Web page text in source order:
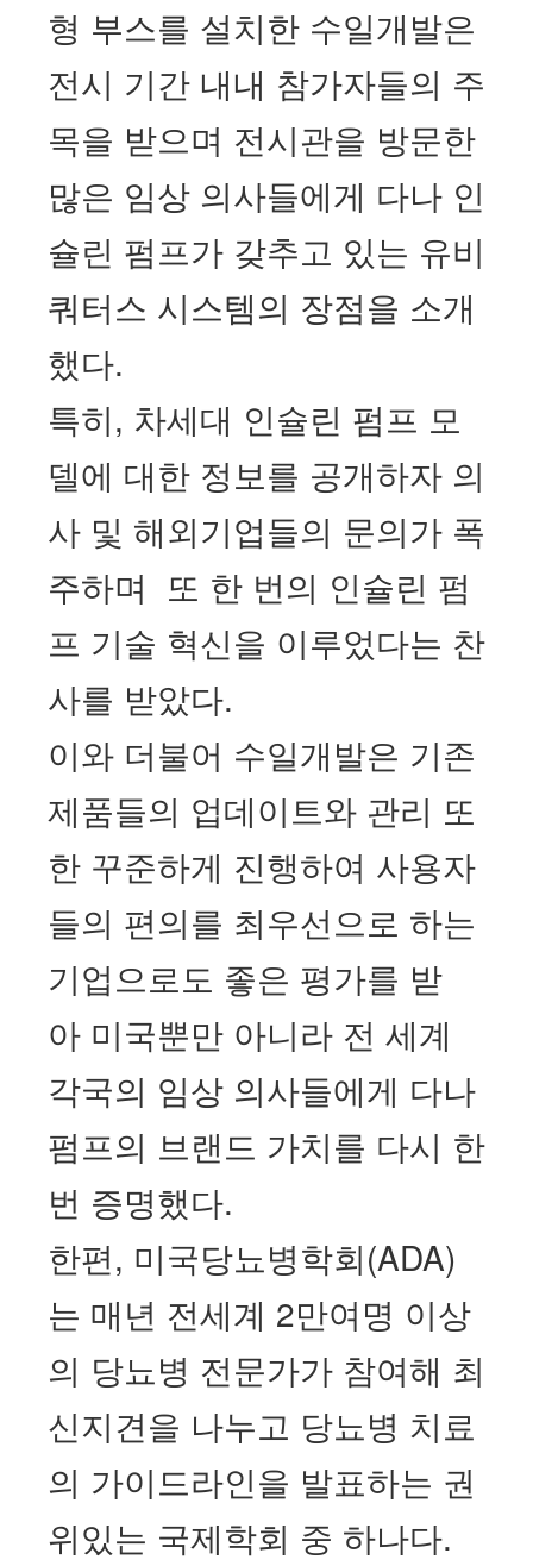
형 부스를 설치한 수일개발은
전시 기간 내내 참가자들의 주
목을 받으며 전시관을 방문한
많은 임상 의사들에게 다나 인
슐린 펌프가 갖추고 있는 유비
쿼터스 시스템의 장점을 소개
했다.
특히, 차세대 인슐린 펌프 모
델에 대한 정보를 공개하자 의
사 및 해외기업들의 문의가 폭
주하며 또 한 번의 인슐린 펌
프 기술 혁신을 이루었다는 찬
사를 받았다.
이와 더불어 수일개발은 기존
제품들의 업데이트와 관리 또
한 꾸준하게 진행하여 사용자
들의 편의를 최우선으로 하는
기업으로도 좋은 평가를 받
아 미국뿐만 아니라 전 세계
각국의 임상 의사들에게 다나
펌프의 브랜드 가치를 다시 한
번 증명했다.
한편, 미국당뇨병학회(ADA)
는 매년 전세계 2만여명 이상
의 당뇨병 전문가가 참여해 최
신지견을 나누고 당뇨병 치료
의 가이드라인을 발표하는 권
위있는 국제학회 중 하나다.